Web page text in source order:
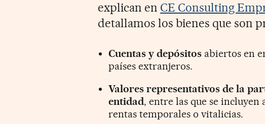
explican en CE Consulting
detallamos los bienes que son
Cuentas y depósitos abiertos en
países extranjeros.
Valores representativos de la
entidad, entre las que se incluyen
rentas temporales o vitalicias.